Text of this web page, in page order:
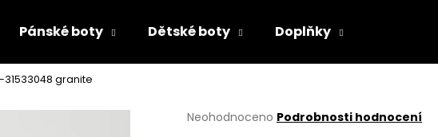
Pánské boty Dětské boty Doplňky
granite
Průměrné
Neohodnoceno Podrobnosti hodnocení
Co potřebujete najít?